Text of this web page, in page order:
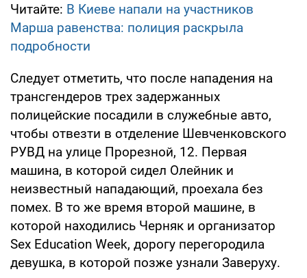
Читайте: В Киеве напали на участников
Марша равенства: полиция раскрыла
подробности
Следует отметить, что после нападения на
трансгендеров трех задержанных
полицейские посадили в служебные авто,
чтобы отвезти в отделение Шевченковского
РУВД на улице Прорезной, 12. Первая
машина, в которой сидел Олейник и
неизвестный нападающий, проехала без
помех. В то же время второй машине, в
которой находились Черняк и организатор
Sex Education Week, дорогу перегородила
девушка, в которой позже узнали Заверуху.